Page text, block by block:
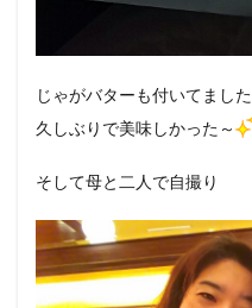
じゃがバターも付いてました
久しぶりで美味しかった～
そして母と二人で自撮り